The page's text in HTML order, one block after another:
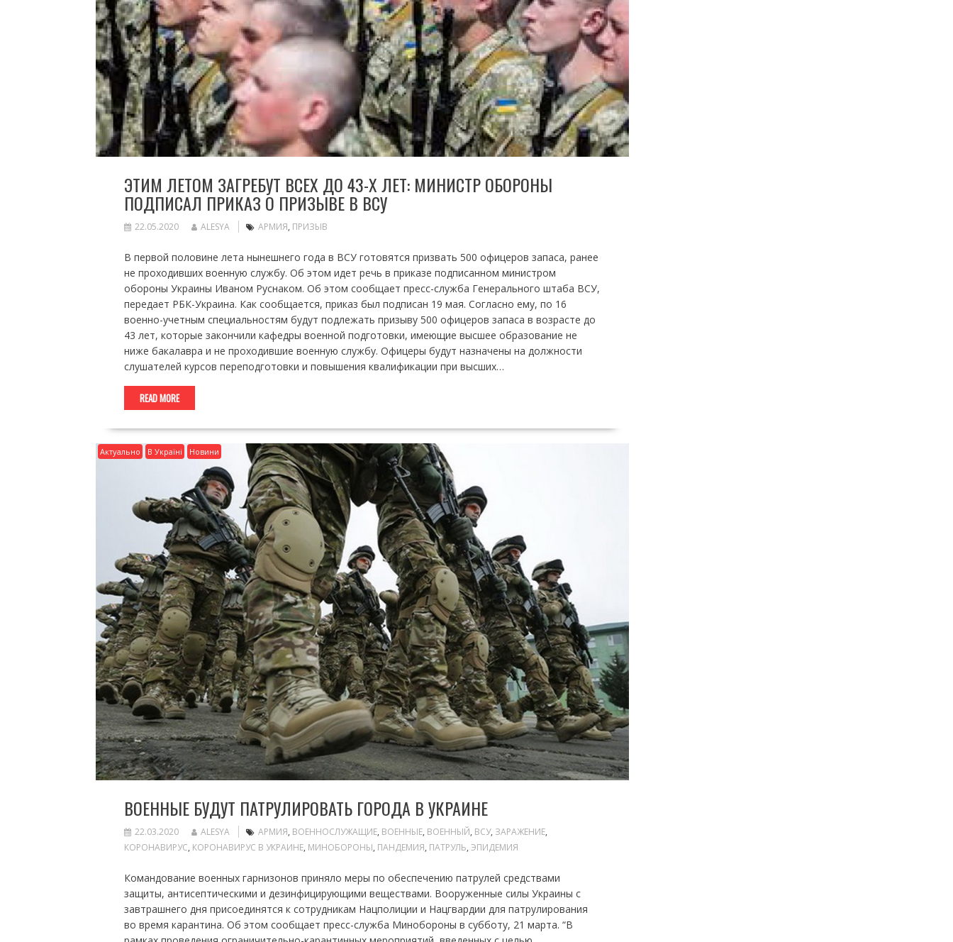
ЭТИМ ЛЕТОМ ЗАГРЕБУТ ВСЕХ ДО 43-Х ЛЕТ: МИНИСТР ОБОРОНЫ
ПОДПИСАЛ ПРИКАЗ О ПРИЗЫВЕ В ВСУ
22.05.2020 ALESYA АРМИЯ, ПРИЗЫВ
В первой половине лета нынешнего года в ВСУ готовятся призвать 500 офицеров запаса, ранее
не проходивших военную службу. Об этом идет речь в приказе подписанном министром
обороны Украины Иваном Руснаком. Об этом сообщает пресс-служба Генерального штаба ВСУ,
передает РБК-Украина. Как сообщается, приказ был подписан 19 мая. Согласно ему, по 16
военно-учетным специальностям будут подлежать призыву 500 офицеров запаса в возрасте до
43 лет, которые закончили кафедры военной подготовки, имеющие высшее образование не
ниже бакалавра и не проходившие военную службу. Офицеры будут назначены на должности
слушателей курсов переподготовки и повышения квалификации при высших…
READ MORE
Актуально В Україні Новини
ВОЕННЫЕ БУДУТ ПАТРУЛИРОВАТЬ ГОРОДА В УКРАИНЕ
22.03.2020 ALESYA АРМИЯ, ВОЕННОСЛУЖАЩИЕ, ВОЕННЫЕ, ВОЕННЫЙ, ВСУ, ЗАРАЖЕНИЕ,
КОРОНАВИРУС, КОРОНАВИРУС В УКРАИНЕ, МИНОБОРОНЫ, ПАНДЕМИЯ, ПАТРУЛЬ, ЭПИДЕМИЯ
Командование военных гарнизонов приняло меры по обеспечению патрулей средствами
защиты, антисептическими и дезинфицирующими веществами. Вооруженные силы Украины с
завтрашнего дня присоединятся к сотрудникам Нацполиции и Нацгвардии для патрулирования
во время карантина. Об этом сообщает пресс-служба Минобороны в субботу, 21 марта. “В